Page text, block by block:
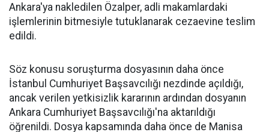
Ankara'ya nakledilen Özalper, adli makamlardaki
işlemlerinin bitmesiyle tutuklanarak cezaevine teslim
edildi.
Söz konusu soruşturma dosyasının daha önce
İstanbul Cumhuriyet Başsavcılığı nezdinde açıldığı,
ancak verilen yetkisizlik kararının ardından dosyanın
Ankara Cumhuriyet Başsavcılığı'na aktarıldığı
öğrenildi. Dosya kapsamında daha önce de Manisa